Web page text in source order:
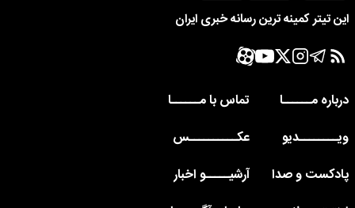
این تیتر کمینه ترین رسانه خبری ایران
درباره مــــــا
تماس با مــــــا
ویــــــــدیو
عکــــــــــس
پادکست و صدا
آرشیـــــو اخبار